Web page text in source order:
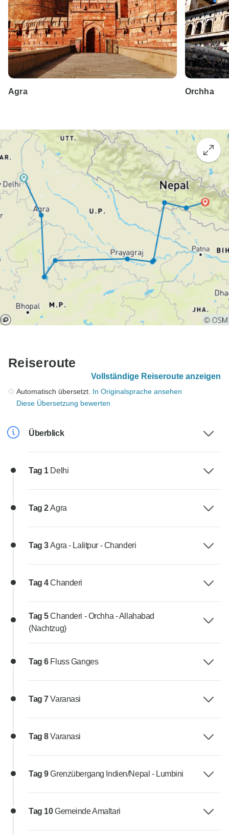
Agra Orchha
Reiseroute
Vollständige Reiseroute anzeigen
Automatisch übersetzt. In Originalsprache ansehen
Diese Übersetzung bewerten
Überblick
Tag 1 Delhi
Tag 2Agra
Tag 3Agra - Lalitpur - Chanderi
Tag 4Chanderi
Tag 5Chanderi - Orchha - Allahabad
(Nachtzug)
Tag 6 Fluss Ganges
Tag 7Varanasi
Tag 8Varanasi
Tag 9Grenzübergang Indien/Nepal - Lumbini
Tag 10Gemeinde Amaltari